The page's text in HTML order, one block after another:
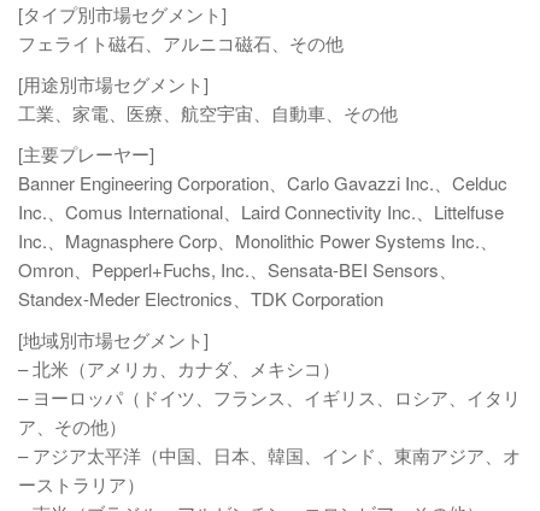
[タイプ別市場セグメント]
フェライト磁石、アルニコ磁石、その他
[用途別市場セグメント]
工業、家電、医療、航空宇宙、自動車、その他
[主要プレーヤー]
Banner Engineering Corporation、Carlo Gavazzi Inc.、Celduc
Inc.、Comus International、Laird Connectivity Inc.、Littelfuse
Inc.、Magnasphere Corp、Monolithic Power Systems Inc.、
Omron、Pepperl+Fuchs, Inc.、Sensata-BEI Sensors、
Standex-Meder Electronics、TDK Corporation
[地域別市場セグメント]
– 北米（アメリカ、カナダ、メキシコ）
– ヨーロッパ（ドイツ、フランス、イギリス、ロシア、イタリ
ア、その他）
– アジア太平洋（中国、日本、韓国、インド、東南アジア、オ
ーストラリア）